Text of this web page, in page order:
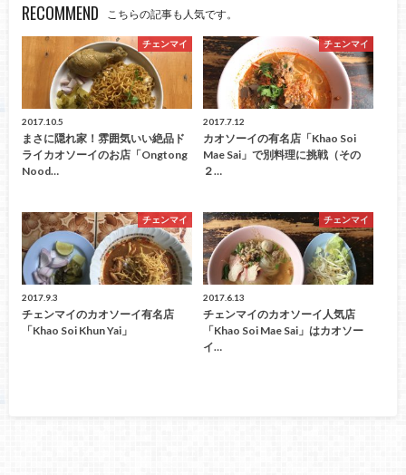
RECOMMEND こちらの記事も人気です。
チェンマイ
2017.10.5
まさに隠れ家！雰囲気いい絶品ド
ライカオソーイのお店「Ongtong
Nood…
チェンマイ
2017.7.12
カオソーイの有名店「Khao Soi
Mae Sai」で別料理に挑戦（その
２…
チェンマイ
2017.9.3
チェンマイのカオソーイ有名店
「Khao Soi Khun Yai」
チェンマイ
2017.6.13
チェンマイのカオソーイ人気店
「Khao Soi Mae Sai」はカオソー
イ…